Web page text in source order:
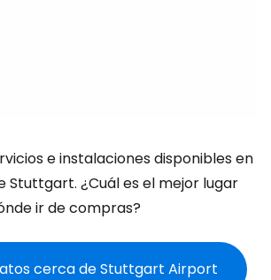
e instalaciones disponibles en
Stuttgart. ¿Cuál es el mejor lugar
ir de compras?
cerca de Stuttgart Airport